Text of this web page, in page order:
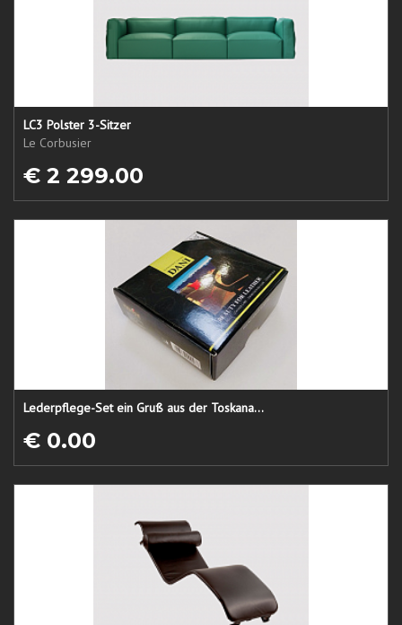
LC3 Polster 3-Sitzer
Le Corbusier
€ 2 299.00
Lederpflege-Set ein Gruß aus der Toskana...
€ 0.00